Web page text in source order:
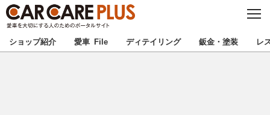
C
S
E
★カーケアプラス認定★ 厳選プロショップを地域から探す
ショップ紹介 愛車 File ディテイリング 鈑金・塗装 レ